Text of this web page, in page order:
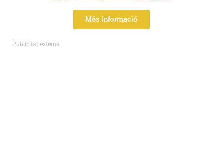
Més informació
Publicitat externa